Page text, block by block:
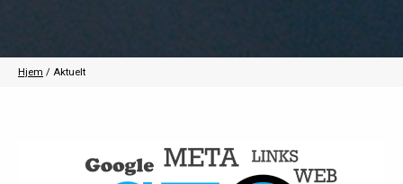
Hjem / Aktuelt